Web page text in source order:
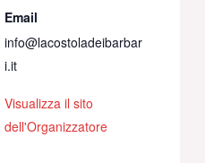
Email
info@lacostoladeibarbar
i.it
Visualizza il sito
dell'Organizzatore